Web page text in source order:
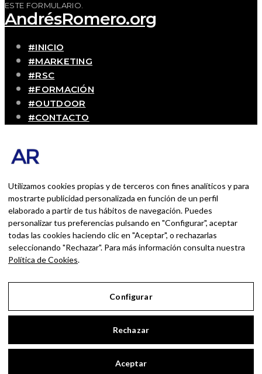
ESTE FORMULARIO.
AndrésRomero.org
#INICIO
#MARKETING
#RSC
#FORMACIÓN
#OUTDOOR
#CONTACTO
Blog personal y profesional de Andrés Romero.
persona que disfruta con lo que hace cada día
BUSCAR POR:
BUSCAR
Ingresa las palabras de la búsqueda y presiona
Enter.
Utilizamos cookies propias y de terceros con fines analíticos y para
mostrarte publicidad personalizada en función de un perfil
elaborado a partir de tus hábitos de navegación. Puedes
personalizar tus preferencias pulsando en "Configurar", aceptar
todas las cookies haciendo clic en "Aceptar", o rechazarlas
seleccionando "Rechazar". Para más información consulta nuestra
Política de Cookies.
Configurar
Rechazar
Aceptar
Aviso Legal
Política de Privacidad
Política de Cookies
Configurar